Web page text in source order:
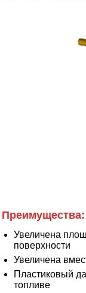
Преимущества:
Увеличена
поверхности
Увеличена
Пластиковый
топливе